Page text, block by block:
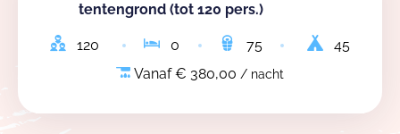
tentengrond (tot 120 pers.)
120 0 75
45
Vanaf € 380,00 / nacht